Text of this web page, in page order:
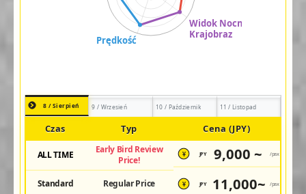
8 / Sierpień 9 / Wrzesień 10 / Październik 11 / Listopad
Czas Typ Cena (JPY)
ALL TIME
Early Bird Review
Price!
¥ JPY 9,000 ~ /pax
Standard Regular Price ¥ JPY 11,000~ /pax